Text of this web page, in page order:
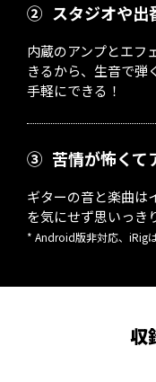
② スタジオや出
内蔵のアンプとエフ
きるから、生音で弾
手軽にできる！
③ 苦情が怖く
ギターの音と楽曲は
を気にせず思いっき
* Android版非対応、iRig
収